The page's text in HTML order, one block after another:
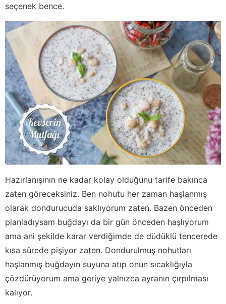
seçenek bence.
Hazırlanışının ne kadar kolay olduğunu tarife bakınca
zaten göreceksiniz. Ben nohutu her zaman haşlanmış
olarak dondurucuda saklıyorum zaten. Bazen önceden
planladıysam buğdayı da bir gün önceden haşlıyorum
ama ani şekilde karar verdiğimde de düdüklü tencerede
kısa sürede pişiyor zaten. Dondurulmuş nohutları
haşlanmış buğdayın suyuna atıp onun sıcaklığıyla
çözdürüyorum ama geriye yalnızca ayranın çırpılması
kalıyor.